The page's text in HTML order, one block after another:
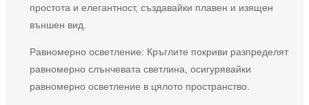
простота и елегантност, създавайки плавен и изящен
външен вид.
Равномерно осветление: Кръглите покриви разпределят
равномерно слънчевата светлина, осигурявайки
равномерно осветление в цялото пространство.